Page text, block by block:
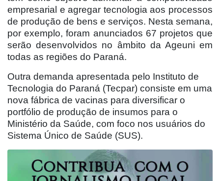
empresarial e agregar tecnologia aos processos
de produção de bens e serviços. Nesta semana,
por exemplo, foram anunciados 67 projetos que
serão desenvolvidos no âmbito da Ageuni em
todas as regiões do Paraná.
Outra demanda apresentada pelo Instituto de
Tecnologia do Paraná (Tecpar) consiste em uma
nova fábrica de vacinas para diversificar o
portfólio de produção de insumos para o
Ministério da Saúde, com foco nos usuários do
Sistema Único de Saúde (SUS).